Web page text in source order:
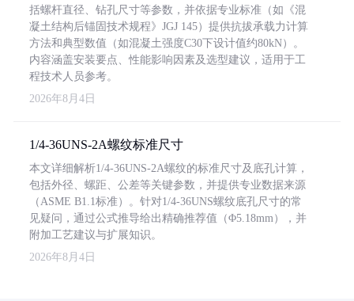
括螺杆直径、钻孔尺寸等参数，并依据专业标准（如《混
凝土结构后锚固技术规程》JGJ 145）提供抗拔承载力计算
方法和典型数值（如混凝土强度C30下设计值约80kN）。
内容涵盖安装要点、性能影响因素及选型建议，适用于工
程技术人员参考。
2026年8月4日
1/4-36UNS-2A螺纹标准尺寸
本文详细解析1/4-36UNS-2A螺纹的标准尺寸及底孔计算，
包括外径、螺距、公差等关键参数，并提供专业数据来源
（ASME B1.1标准）。针对1/4-36UNS螺纹底孔尺寸的常
见疑问，通过公式推导给出精确推荐值（Φ5.18mm），并
附加工艺建议与扩展知识。
2026年8月4日